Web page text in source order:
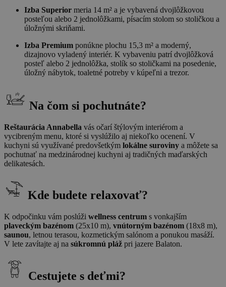
Izba Superior meria 14 m² a je vybavená dvojlôžkovou
posteľou alebo 2 jednolôžkami, písacím stolom so stoličkou a
úložnými skriňami.
Izba Premium ponúkne plochu 15,3 m² a moderný,
dizajnovo vyladený interiér. K vybaveniu patrí dvojlôžková
posteľ alebo 2 jednolôžka, stolík so stoličkami na posedenie,
úložný nábytok, toaletné potreby v kúpeľni a trezor.
Na čom si pochutnáte?
Reštaurácia Annabella vás očarí štýlovým interiérom a
vycibreným menu, ktoré si vyslúžilo aj niekoľko ocenení. V
kuchyni sú využívané predovšetkým lokálne suroviny a môžete sa
pochutnať na medzinárodnej kuchyni aj tradičných maďarských
delikatesách.
Kde budete relaxovať?
K odpočinku vám poslúži wellness centrum s vonkajším
plaveckým bazénom (25x10 m), vnútorným bazénom (18x8 m),
saunou, letnou terasou, kozmetickým salónom a ponukou masáží.
V lete zavítajte aj na súkromnú pláž pri jazere Balaton.
Cestujete s deťmi?